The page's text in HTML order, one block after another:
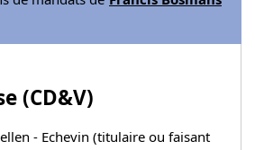
(CD&V)
- Echevin (titulaire ou faisant